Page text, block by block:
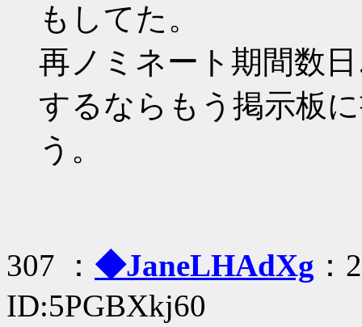
もしてた。
再ノミネート期間数
するならもう掲示板
う。
307 ： ◆JaneLHAdXg
ID:5PGBXkj60